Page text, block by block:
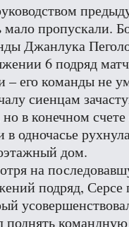
мало пропускали.
Джанлука
6 подряд
– его команды не
сиенцам
в конечном
в одночасье
дом.
на
подряд, Серсе
поднять